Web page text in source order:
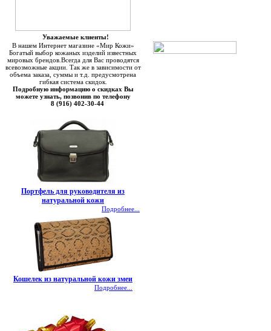
Уважаемые клиенты!
В нашем Интернет магазине «Мир Кожи»
Богатый выбор кожаных изделий известных
мировых брендов.Всегда для Вас проводятся
всевозможные акции. Так же в зависимости от
объема заказа, суммы и т.д. предусмотрена
гибкая система скидок.
Подробную информацию о скидках Вы
можете узнать, позвонив по телефону
8 (916) 402-30-44
Портфель для руководителя из
натуральной кожи
Подробнее...
Кошелек из натуральной кожи змеи
Подробнее...